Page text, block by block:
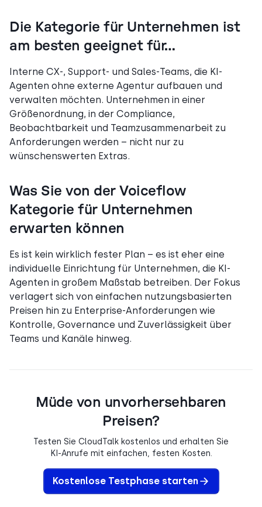
Die Kategorie für Unternehmen ist
am besten geeignet für…
Interne CX-, Support- und Sales-Teams, die KI-
Agenten ohne externe Agentur aufbauen und
verwalten möchten. Unternehmen in einer
Größenordnung, in der Compliance,
Beobachtbarkeit und Teamzusammenarbeit zu
Anforderungen werden – nicht nur zu
wünschenswerten Extras.
Was Sie von der Voiceflow
Kategorie für Unternehmen
erwarten können
Es ist kein wirklich fester Plan – es ist eher eine
individuelle Einrichtung für Unternehmen, die KI-
Agenten in großem Maßstab betreiben. Der Fokus
verlagert sich von einfachen nutzungsbasierten
Preisen hin zu Enterprise-Anforderungen wie
Kontrolle, Governance und Zuverlässigkeit über
Teams und Kanäle hinweg.
Müde von unvorhersehbaren
Preisen?
Testen Sie CloudTalk kostenlos und erhalten Sie
KI-Anrufe mit einfachen, festen Kosten.
Kostenlose Testphase starten